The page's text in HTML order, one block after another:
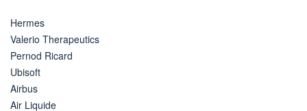
Hermes
Valerio Therapeutics
Pernod Ricard
Ubisoft
Airbus
Air Liquide